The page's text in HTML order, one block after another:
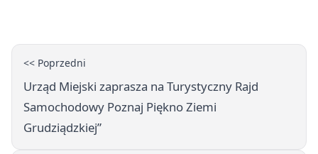
<< Poprzedni
Urząd Miejski zaprasza na Turystyczny Rajd
Samochodowy Poznaj Piękno Ziemi
Grudziądzkiej”